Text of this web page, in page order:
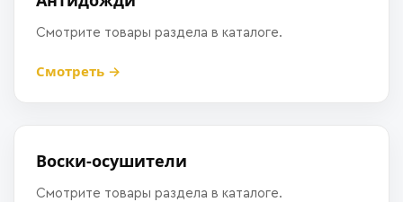
Смотрите товары раздела в каталоге.
Смотреть →
Воски-осушители
Смотрите товары раздела в каталоге.